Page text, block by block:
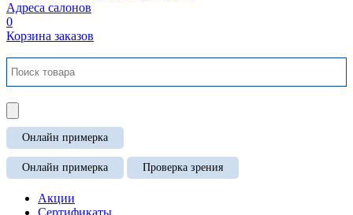
Адреса салонов
0
Корзина заказов
Онлайн примерка
Онлайн примерка Проверка зрения
Акции
Сертификаты